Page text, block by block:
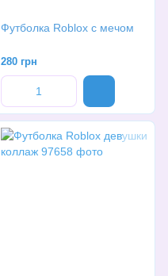
Футболка Roblox с мечом
280 грн